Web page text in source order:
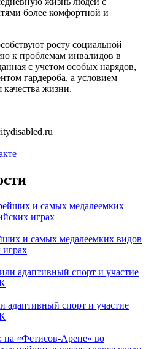
более комфортной и
росту социальной
к проблемам инвалидов в
с учетом особых нарядов,
гардероба, а условием
жизни.
и самых медалеемких видов
адаптивный спорт и участие